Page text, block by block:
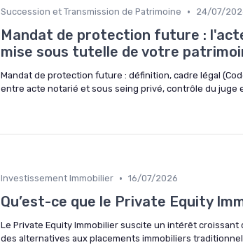
Succession et Transmission de Patrimoine • 24/07/
Mandat de protection future :
mise sous tutelle de votre
Mandat de protection future : définition, cadre légal
entre acte notarié et sous seing privé, contrôle du juge
Investissement Immobilier • 16/07/2026
Qu’est-ce que le Private Equity
Le Private Equity Immobilier suscite un intérêt
des alternatives aux placements immobiliers